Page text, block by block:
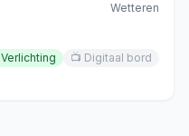
Wetteren
Verlichting 📺 Digitaal bord